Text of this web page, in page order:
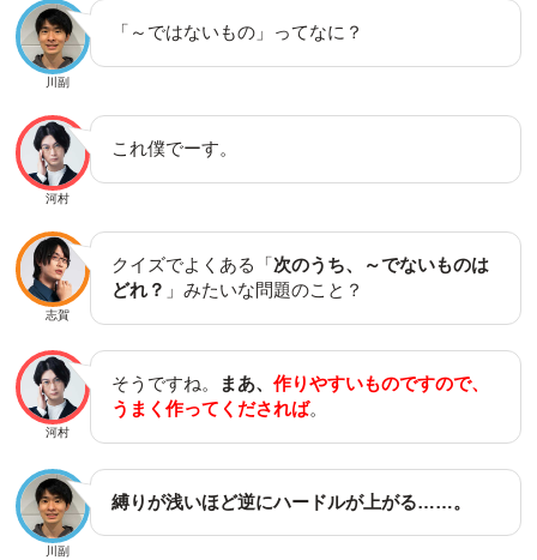
川副
「～ではないもの」ってなに？
河村
これ僕でーす。
志賀
クイズでよくある「次のうち、～でないものは
どれ？ 」みたいな問題のこと？
河村
そうですね。 まあ、作りやすいものですので、
うまく作ってくだされば。
川副
縛りが浅いほど逆にハードルが上がる……。